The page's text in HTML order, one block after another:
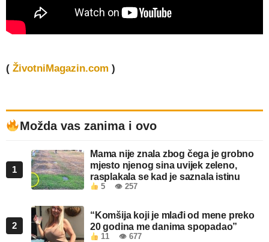
( ŽivotniMagazin.com )
Možda vas zanima i ovo
1
Mama nije znala zbog čega je grobno
mjesto njenog sina uvijek zeleno,
rasplakala se kad je saznala istinu
5 👁 257
2
“Komšija koji je mlađi od mene preko
20 godina me danima spopadao”
11 👁 677